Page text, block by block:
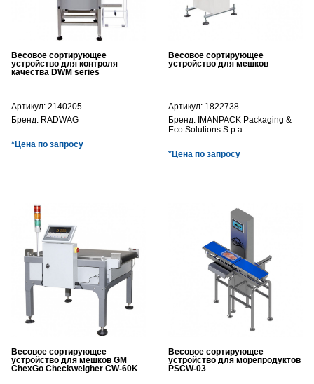
Весовое сортирующее
устройство для контроля
качества DWM series
Артикул: 2140205
Бренд: RADWAG
*Цена по запросу
Весовое сортирующее
устройство для мешков
Артикул: 1822738
Бренд: IMANPACK Packaging &
Eco Solutions S.p.a.
*Цена по запросу
Весовое сортирующее
устройство для мешков GM
ChexGo Checkweigher CW-60K
Весовое сортирующее
устройство для морепродуктов
PSCW-03